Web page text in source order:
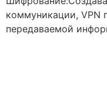
коммуникации, VPN
передаваемой